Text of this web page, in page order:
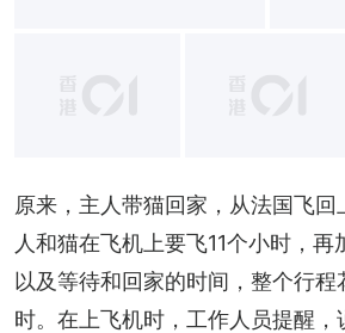
原来，主人带猫回家，从法国飞回
人和猫在飞机上要飞11个小时，再
以及等待和回家的时间，整个行
时。在上飞机时，工作人员提醒，